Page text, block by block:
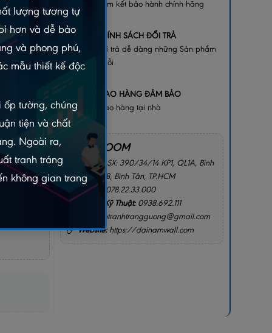
+
Cam kết bảo hành chính hãng
CHÍNH SÁCH ĐỔI TRẢ
Đổi trả dễ dàng những Sản phẩm
bị lỗi
GIAO HÀNG ĐẢM BẢO
Giao hàng tại nhà
SHOWROOM
Địa chỉ: SX: 390/34/14 KP1, QL1A, Bình
Hưng Hòa B, Bình Tân, TP.HCM
Hotline:
078.22.33.000
Hotline Kỹ Thuật: 0938.692.111
intranhtrangguong@gmail.com
Website:https://dainamwall.com
lượng tương tự
hơn và dễ bảo
và phong phú,
mẫu thiết kế độc
ốp tường, chúng
tiện và chất
Ngoài ra,
tranh tráng
không gian trang